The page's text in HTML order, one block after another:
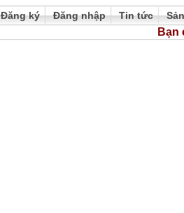
Đăng ký Đăng nhập Tin tức
Bạn